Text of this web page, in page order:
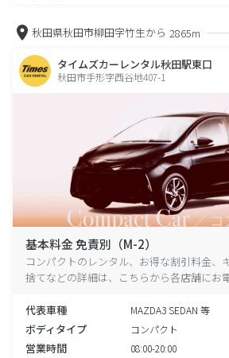
秋田県秋田市柳田字竹生から 2865m
タイムズカーレンタル秋田駅東口
秋田市手形字西谷地407-1
基本料金 免責別（M-2）
コンパクトのレンタル、お得な割引料金、
捨てなどの詳細は、こちらから各店舗にお
代表車種 MAZDA3 SEDAN 等
ボディタイプ コンパクト
営業時間 08:00-20:00